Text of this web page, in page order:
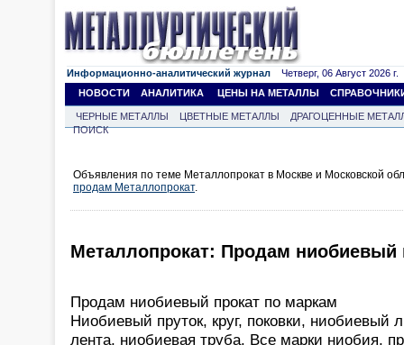
Информационно-аналитический журнал Четверг, 06 Август 2026 г.
НОВОСТИ
АНАЛИТИКА ЦЕНЫ НА МЕТАЛЛЫ
ЧЕРНЫЕ МЕТАЛЛЫ ЦВЕТНЫЕ МЕТАЛЛЫ
ДРАГОЦЕННЫЕ
ПОИСК
Объявления по теме Металлопрокат в Москве и Московской
продам Металлопрокат.
Металлопрокат: Продам ниобиевый
Продам ниобиевый прокат по маркам
Ниобиевый пруток, круг, поковки, ниобиевый
лента, ниобиевая труба. Все марки ниобия,